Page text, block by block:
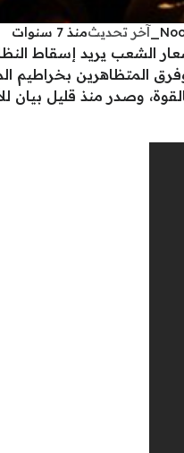
آخر تحديثمنذ 7 سنوات
الشعب يريد إسقاط
المتظاهرين بخراطيم
وصدر منذ قليل بيان